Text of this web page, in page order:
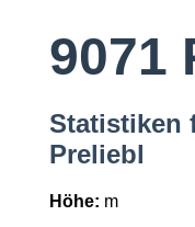
9071
Statistiken
Preliebl
Höhe: m